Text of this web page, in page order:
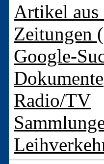
Artikel aus
Zeitungen
Google-
Dokumente
Radio/TV